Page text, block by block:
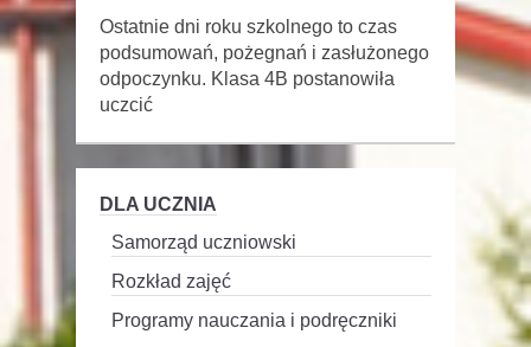
Ostatnie dni roku szkolnego to czas
podsumowań, pożegnań i zasłużonego
odpoczynku. Klasa 4B postanowiła
uczcić
DLA UCZNIA
Samorząd uczniowski
Rozkład zajęć
Programy nauczania i podręczniki